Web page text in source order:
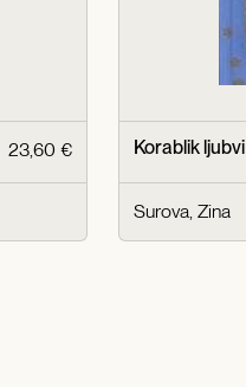
23,60 € Korablik ljubvi
Surova, Zina